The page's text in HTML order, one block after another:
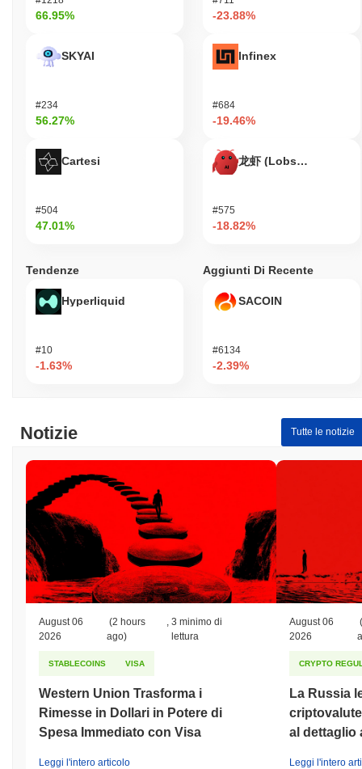
66.95%
SKYAI
#234
56.27%
Cartesi
#504
47.01%
-23.88%
Infinex
#684
-19.46%
龙虾 (Lobster)
#575
-18.82%
Tendenze
Hyperliquid
#10
-1.63%
Aggiunti Di Recente
SACOIN
#6134
-2.39%
Notizie Tutte le notizie
August 06
2026
(2 hours
ago)
,3 minimo di
lettura
STABLECOINS VISA
Western Union Trasforma i
Rimesse in Dollari in Potere di
Spesa Immediato con Visa
Leggi l'intero articolo
August 06
2026
CRYPTO
La Russia
al dettaglio
Leggi l'intero